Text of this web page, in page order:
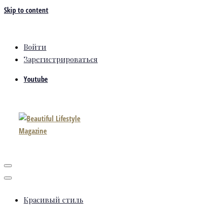
Skip to content
Войти
Зарегистрироваться
Youtube
Красивый стиль